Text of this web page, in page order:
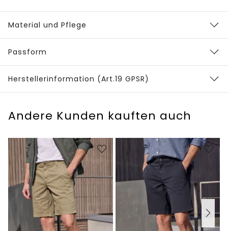
Material und Pflege
Passform
Herstellerinformation (Art.19 GPSR)
Andere Kunden kauften auch